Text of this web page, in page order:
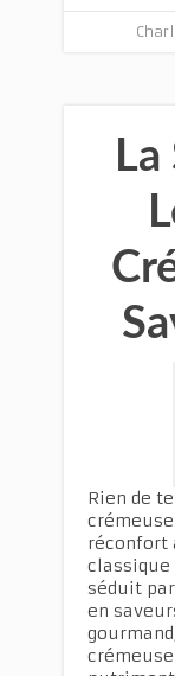
Rien de
réconfort
séduit
en